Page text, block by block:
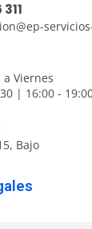
a Viernes
| 16:00 -
Bajo